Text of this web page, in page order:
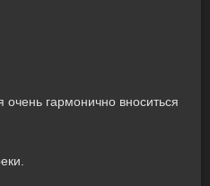
очень гармонично вноситься